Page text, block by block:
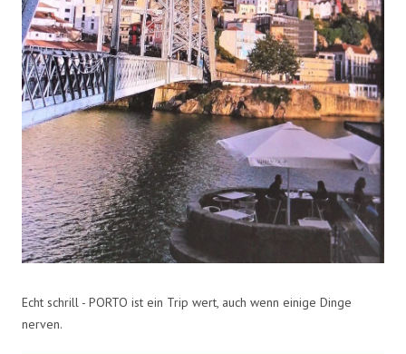
Echt schrill - PORTO ist ein Trip wert, auch wenn einige Dinge
nerven.